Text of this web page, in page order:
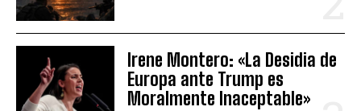
Irene Montero: «La Desidia de
Europa ante Trump es
Moralmente Inaceptable»